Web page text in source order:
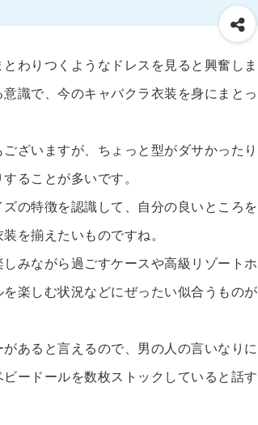
わりつくようなドレスを見ると興奮しま
識で、今のキャバクラ衣装を身にまとっ
ざいますが、ちょっと型がダサかったり
ることが多いです。
の特徴を認識して、自分の良いところを
を揃えたいものですね。
みながら過ごすケースや高級リゾートホ
楽しむ状況などにぜったい似合うものが
あると言えるので、男の人の言いなりに
ードールを数枚ストックしていると話す